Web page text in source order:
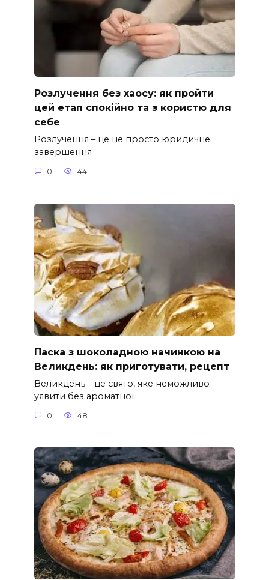
Розлучення без хаосу: як пройти
цей етап спокійно та з користю для
себе
Розлучення – це не просто юридичне
завершення
0 44
Паска з шоколадною начинкою на
Великдень: як приготувати, рецепт
Великдень – це свято, яке неможливо
уявити без ароматної
0 48